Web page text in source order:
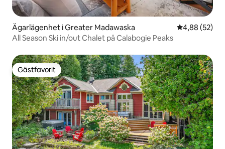
Ägarlägenhet i Greater Madawaska 4,88 av 5 i
4,88 (52)
All Season Ski in/out Chalet på Calabogie Peaks
Gästfavorit
Gästfavorit